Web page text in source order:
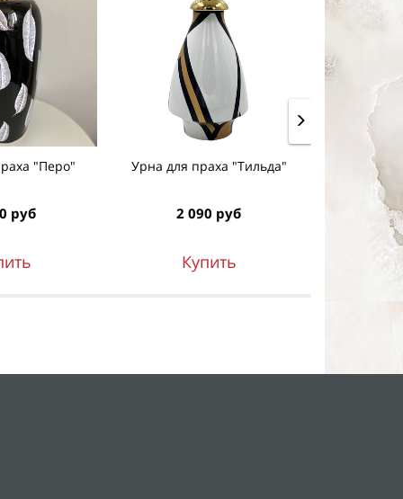
"Перо"
руб
Урна для праха "Тильда"
2 090 руб
Купить
Урна для
1